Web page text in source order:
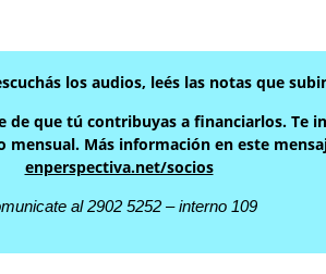
los audios, leés las notas que
de que tú contribuyas a financiarlos. Te
mensual. Más información en este
enperspectiva.net/socios
al 2902 5252 – interno 109